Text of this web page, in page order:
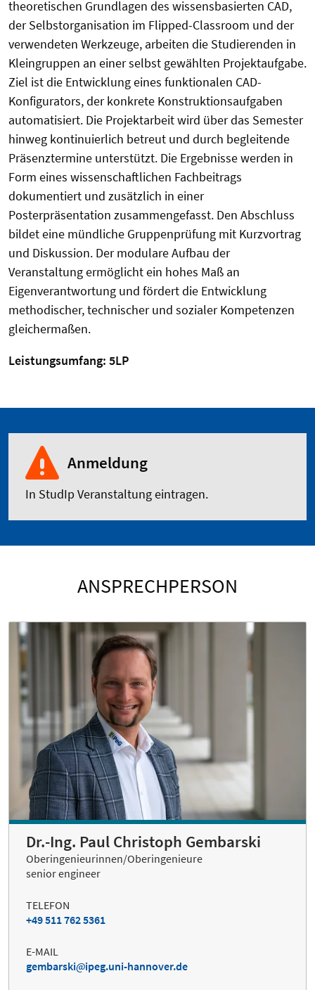
theoretischen Grundlagen des wissensbasierten CAD,
der Selbstorganisation im Flipped-Classroom und der
verwendeten Werkzeuge, arbeiten die Studierenden in
Kleingruppen an einer selbst gewählten Projektaufgabe.
Ziel ist die Entwicklung eines funktionalen CAD-
Konfigurators, der konkrete Konstruktionsaufgaben
automatisiert. Die Projektarbeit wird über das Semester
hinweg kontinuierlich betreut und durch begleitende
Präsenztermine unterstützt. Die Ergebnisse werden in
Form eines wissenschaftlichen Fachbeitrags
dokumentiert und zusätzlich in einer
Posterpräsentation zusammengefasst. Den Abschluss
bildet eine mündliche Gruppenprüfung mit Kurzvortrag
und Diskussion. Der modulare Aufbau der
Veranstaltung ermöglicht ein hohes Maß an
Eigenverantwortung und fördert die Entwicklung
methodischer, technischer und sozialer Kompetenzen
gleichermaßen.
Leistungsumfang: 5LP
Anmeldung
In StudIp Veranstaltung eintragen.
ANSPRECHPERSON
Dr.-Ing. Paul Christoph Gembarski
Oberingenieurinnen/Oberingenieure
senior engineer
TELEFON
+49 511 762 5361
E-MAIL
gembarski
ipeg.uni-hannover.de